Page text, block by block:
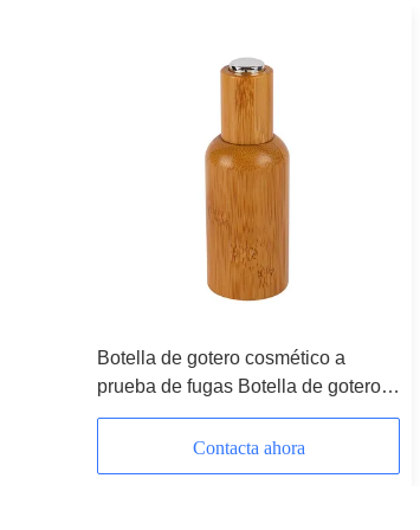
Botella de gotero cosmético a
prueba de fugas Botella de gotero
de aceite esencial de bambú
Contacta ahora